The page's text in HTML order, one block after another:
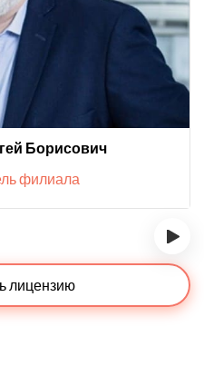
Борисович
филиала
›
лицензию